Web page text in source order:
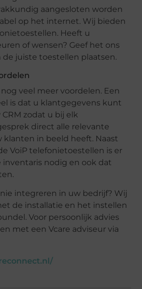
aangesloten worden
op het internet. Wij bieden
Heeft u
of wensen? Geef het ons
de juiste toestellen plaatsen.
veel meer voordelen. Een
is dat u klantgegevens kunt
zodat u bij elk
direct alle relevante
klanten in beeld heeft. Naast
VoiP telefonietoestellen is er
inventaris nodig en ook dat
integreren in uw bedrijf? Wij
de installatie en het instellen
Voor persoonlijk advies
met een Vcare adviseur via